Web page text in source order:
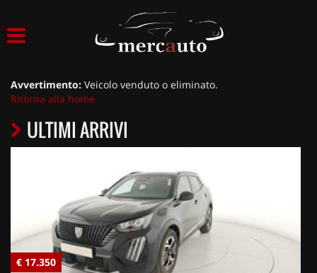
ACQUISTIAMO USATO
ASSISTENZA
NOLEGGIO LUNGO TERMINE
NOLEGGIO BREVE TERMINE
Avvertimento: Veicolo venduto o eliminato.
Ritorna alla home
ULTIMI ARRIVI
€ 17.350